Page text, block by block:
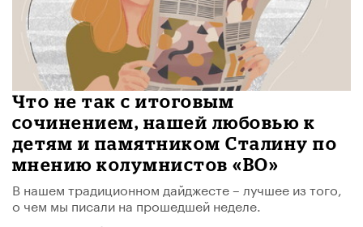
Что не так с итоговым
сочинением, нашей любовью к
детям и памятником Сталину по
мнению колумнистов «ВО»
В нашем традиционном дайджесте – лучшее из того,
о чем мы писали на прошедшей неделе.